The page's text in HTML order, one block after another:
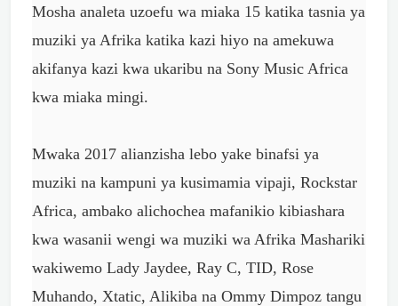
Mosha analeta uzoefu wa miaka 15 katika tasnia ya
muziki ya Afrika katika kazi hiyo na amekuwa
akifanya kazi kwa ukaribu na Sony Music Africa
kwa miaka mingi.
Mwaka 2017 alianzisha lebo yake binafsi ya
muziki na kampuni ya kusimamia vipaji, Rockstar
Africa, ambako alichochea mafanikio kibiashara
kwa wasanii wengi wa muziki wa Afrika Mashariki
wakiwemo Lady Jaydee, Ray C, TID, Rose
Muhando, Xtatic, Alikiba na Ommy Dimpoz tangu